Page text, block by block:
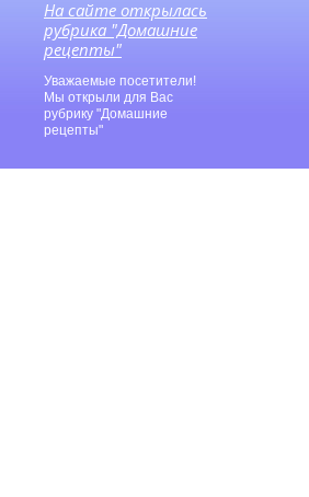
На сайте открылась
рубрика "Домашние
рецепты"
Уважаемые посетители!
Мы открыли для Вас
рубрику "Домашние
рецепты"